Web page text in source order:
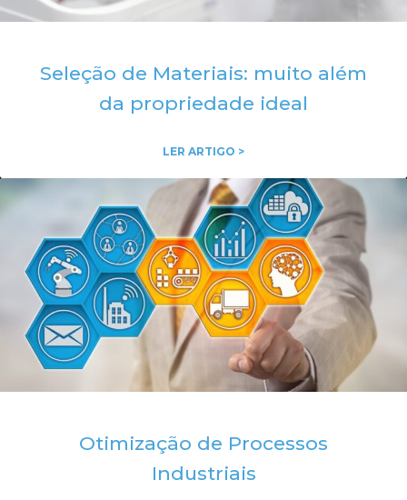
Seleção de Materiais: muito além
da propriedade ideal
LER ARTIGO >
Otimização de Processos
Industriais